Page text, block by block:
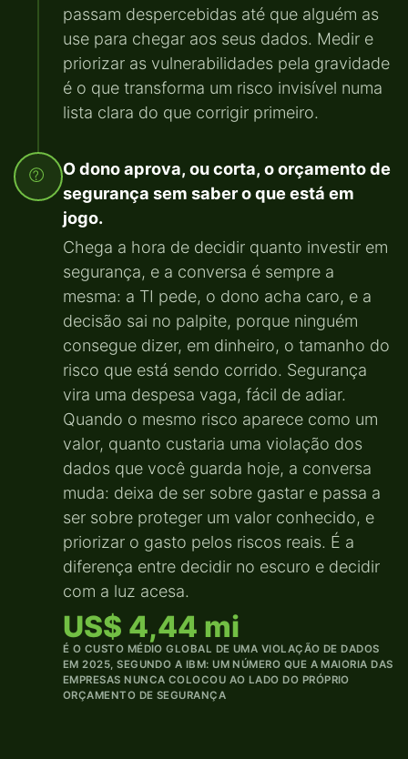
passam despercebidas até que alguém as
use para chegar aos seus dados. Medir e
priorizar as vulnerabilidades pela gravidade
é o que transforma um risco invisível numa
lista clara do que corrigir primeiro.
O dono aprova, ou corta, o orçamento de
segurança sem saber o que está em
jogo.
Chega a hora de decidir quanto investir em
segurança, e a conversa é sempre a
mesma: a TI pede, o dono acha caro, e a
decisão sai no palpite, porque ninguém
consegue dizer, em dinheiro, o tamanho do
risco que está sendo corrido. Segurança
vira uma despesa vaga, fácil de adiar.
Quando o mesmo risco aparece como um
valor, quanto custaria uma violação dos
dados que você guarda hoje, a conversa
muda: deixa de ser sobre gastar e passa a
ser sobre proteger um valor conhecido, e
priorizar o gasto pelos riscos reais. É a
diferença entre decidir no escuro e decidir
com a luz acesa.
US$ 4,44 mi
É O CUSTO MÉDIO GLOBAL DE UMA VIOLAÇÃO DE DADOS
EM 2025, SEGUNDO A IBM: UM NÚMERO QUE A MAIORIA DAS
EMPRESAS NUNCA COLOCOU AO LADO DO PRÓPRIO
ORÇAMENTO DE SEGURANÇA